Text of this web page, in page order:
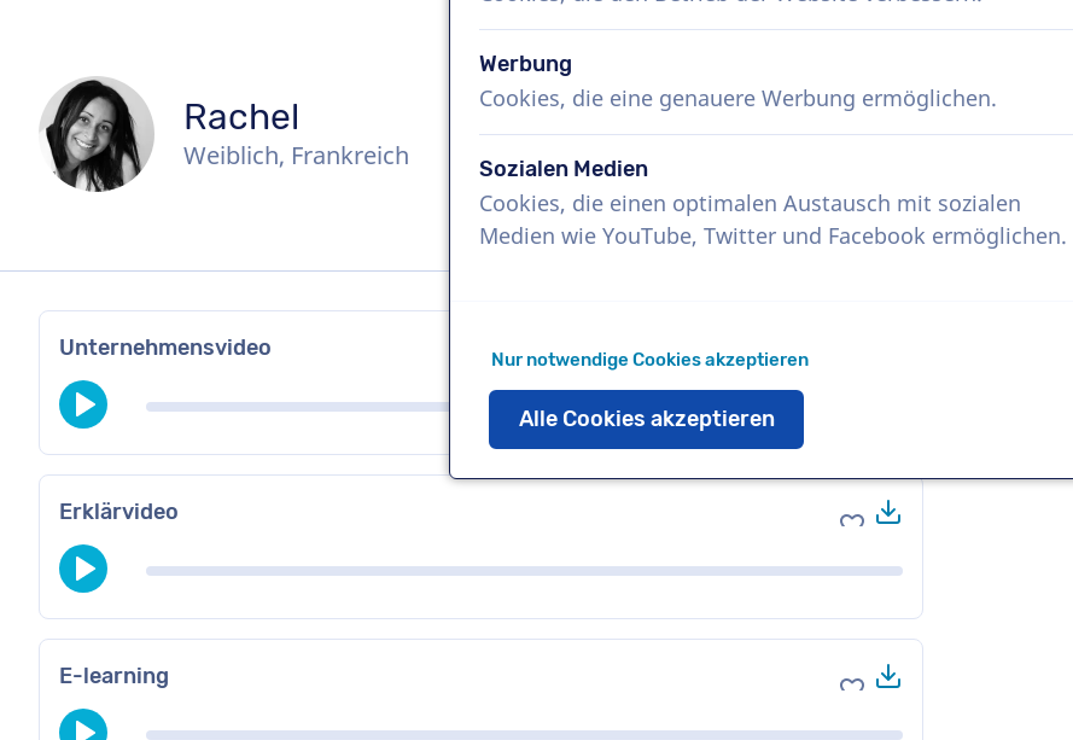
Rachel
Weiblich, Frankreich
Unternehmensvideo
Erklärvideo Zu Favoriten hinzufügen
E-learning Zu Favoriten hinzufügen
Werbung
Cookies, die eine genauere Werbung ermöglichen.
Sozialen Medien
Cookies, die einen optimalen Austausch mit sozialen
Medien wie YouTube, Twitter und Facebook ermöglichen.
Nur notwendige Cookies akzeptieren
Alle Cookies akzeptieren